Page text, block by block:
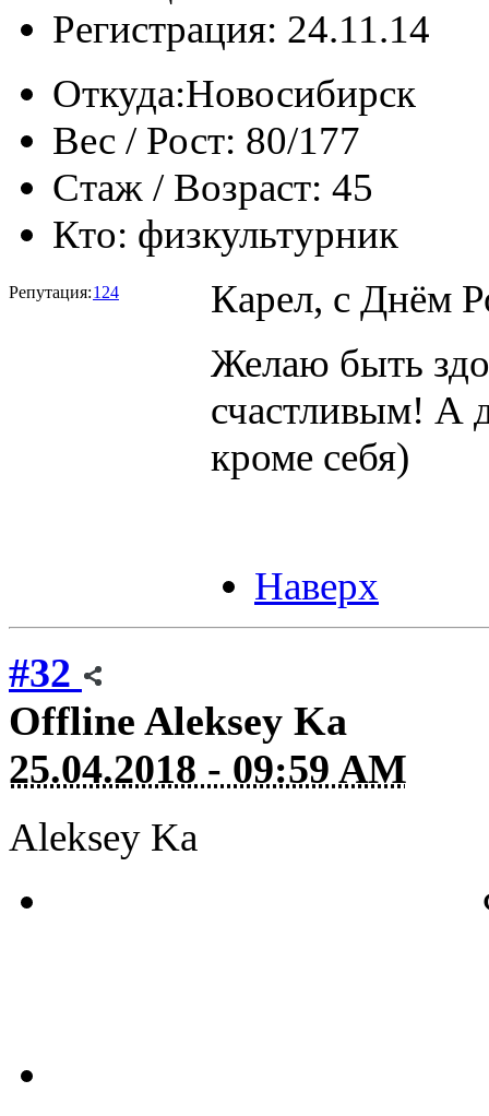
Регистрация: 24.11.14
Откуда:Новосибирск
Вес / Рост: 80/177
Стаж / Возраст: 45
Кто: физкультурник
Репутация:124
Карел, с Днём
Желаю быть
счастливым! А
кроме себя)
Наверх
#32
Offline Aleksey Ka
25.04.2018 - 09:59 AM
Aleksey Ka